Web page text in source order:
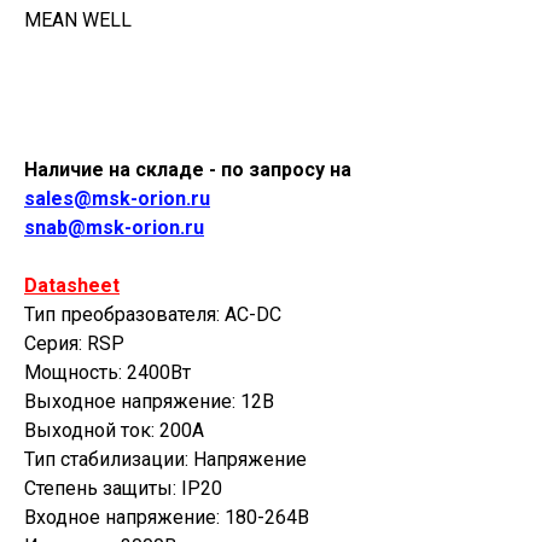
MEAN WELL
Наличие на складе - по запросу на
sales@msk-orion.ru
snab@msk-orion.ru
Datasheet
Тип преобразователя: AC-DC
Серия: RSP
Мощность: 2400Вт
Выходное напряжение: 12В
Выходной ток: 200А
Тип стабилизации: Напряжение
Степень защиты: IP20
Входное напряжение: 180-264В